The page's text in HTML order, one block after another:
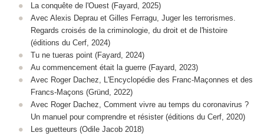
La conquête de l'Ouest (Fayard, 2025)
Avec Alexis Deprau et Gilles Ferragu, Juger les terrorismes.
Regards croisés de la criminologie, du droit et de l'histoire
(éditions du Cerf, 2024)
Tu ne tueras point (Fayard, 2024)
Au commencement était la guerre (Fayard, 2023)
Avec Roger Dachez, L'Encyclopédie des Franc-Maçonnes et des
Francs-Maçons (Gründ, 2022)
Avec Roger Dachez, Comment vivre au temps du coronavirus ?
Un manuel pour comprendre et résister(éditions du Cerf, 2020)
Les guetteurs (Odile Jacob 2018)